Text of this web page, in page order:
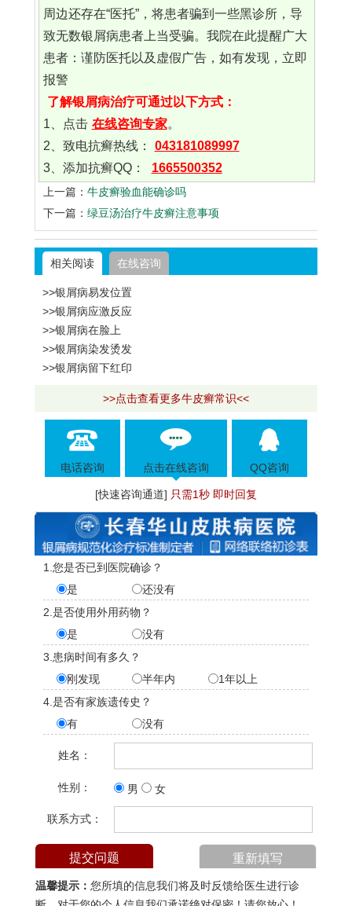
周边还存在“医托”，将患者骗到一些黑诊所，导
致无数银屑病患者上当受骗。我院在此提醒广大
患者：谨防医托以及虚假广告，如有发现，立即
报警
了解银屑病治疗可通过以下方式：
1、点击 在线咨询专家。
2、致电抗癣热线：
043181089997
3、添加抗癣QQ：
1665500352
上一篇： 牛皮癣验血能确诊吗
下一篇： 绿豆汤治疗牛皮癣注意事项
相关阅读 在线咨询
>>银屑病易发位置
>>银屑病应激反应
>>银屑病在脸上
>>银屑病染发烫发
>>银屑病留下红印
>>点击查看更多牛皮癣常识<<
电话咨询 点击在线咨询 QQ咨询
[快速咨询通道] 只需1秒 即时回复
1.您是否已到医院确诊？
是
还没有
2.是否使用外用药物？
是
没有
3.患病时间有多久？
刚发现
半年内
1年以上
4.是否有家族遗传史？
有
没有
姓名：
性别： 男 女
联系方式：
温馨提示： 您所填的信息我们将及时反馈给医生进行诊